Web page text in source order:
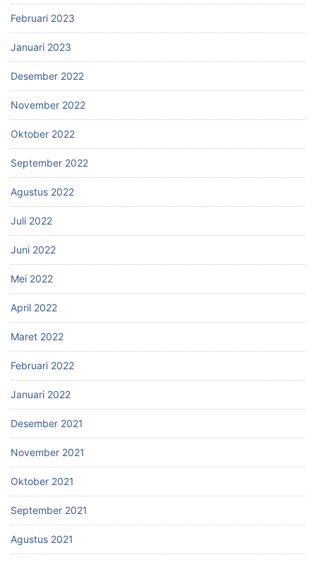
Februari 2023
Januari 2023
Desember 2022
November 2022
Oktober 2022
September 2022
Agustus 2022
Juli 2022
Juni 2022
Mei 2022
April 2022
Maret 2022
Februari 2022
Januari 2022
Desember 2021
November 2021
Oktober 2021
September 2021
Agustus 2021